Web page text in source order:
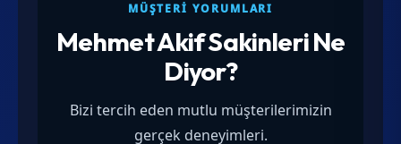
MÜŞTERI YORUMLARI
Mehmet Akif Sakinleri Ne
Diyor?
Bizi tercih eden mutlu müşterilerimizin
gerçek deneyimleri.